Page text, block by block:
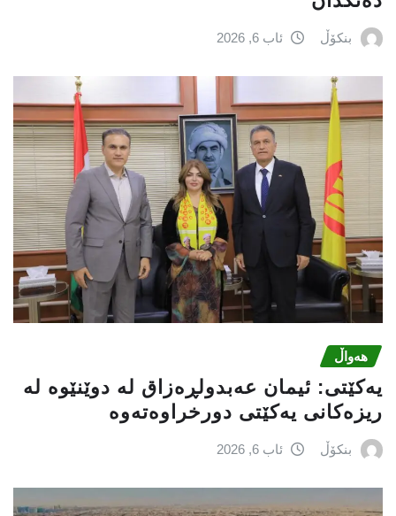
بنکۆڵ ئاب 6, 2026
هەواڵ
یه‌كێتی: ئیمان عه‌بدولڕه‌زاق له‌ دوێنێوه‌ له‌
ریزه‌كانی یه‌كێتی دورخراوه‌ته‌وه‌
بنکۆڵ ئاب 6, 2026